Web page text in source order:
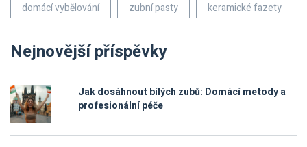
domácí vybělování
zubní pasty keramické fazety
Nejnovější příspěvky
Jak dosáhnout bílých zubů: Domácí metody a
profesionální péče